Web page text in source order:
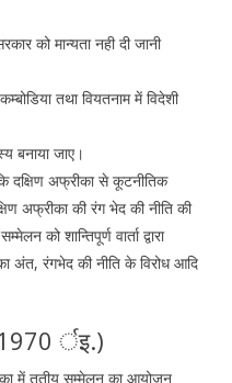
को मान्यता नही दी जानी
तथा वियतनाम में विदेशी
बनाया जाए।
दक्षिण अफ्रीका से कूटनीतिक
अफ्रीका की रंग भेद की नीति की
को शान्तिपूर्ण वार्ता द्वारा
अंत, रंगभेद की नीति के विरोध आदि
र्इ.)
में तृतीय सम्मेलन का आयोजन